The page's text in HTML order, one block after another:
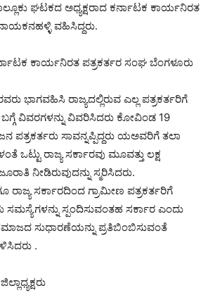
ಘಟಕದ ಅಧ್ಯಕ್ಷರಾದ ಕರ್ನಾಟಕ ಕಾರ್ಯನಿರತ
ವಹಿಸಿದ್ದರು.
ಕಾರ್ಯನಿರತ ಪತ್ರಕರ್ತರ ಸಂಘ ಬೆಂಗಳೂರು
ಭಾಗವಹಿಸಿ ರಾಜ್ಯದಲ್ಲಿರುವ ಎಲ್ಲ ಪತ್ರಕರ್ತರಿಗೆ
ವಿವರಗಳನ್ನು ವಿವರಿಸಿದರು ಕೋವಿಂಡ 19
ಪತ್ರಕರ್ತರು ಸಾವನ್ನಪ್ಪಿದ್ದರು ಯಅವರಿಗೆ ತಲಾ
ಒಟ್ಟು ರಾಜ್ಯ ಸರ್ಕಾರವು ಮೂವತ್ತು ಲಕ್ಷ
ನೀಡಿರುವುದನ್ನು ಸ್ಮರಿಸಿದರು.
ರಾಜ್ಯ ಸರ್ಕಾರದಿಂದ ಗ್ರಾಮೀಣ ಪತ್ರಕರ್ತರಿಗೆ
ಸಮಸ್ಯೆಗಳನ್ನು ಸ್ಪಂದಿಸುವಂತಹ ಸರ್ಕಾರ ಎಂದು
ಸುಧಾರಣೆಯನ್ನು ಪ್ರತಿಬಿಂಬಿಸುವಂತೆ
.